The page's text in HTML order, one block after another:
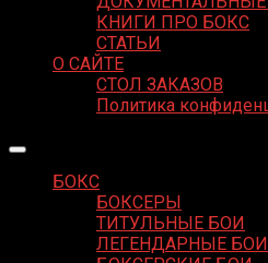
КНИГИ ПРО БОКС
СТАТЬИ
О САЙТЕ
СТОЛ ЗАКАЗОВ
Политика
БОКС
БОКСЕРЫ
ТИТУЛЬНЫЕ БОИ
ЛЕГЕНДАРНЫЕ БОИ